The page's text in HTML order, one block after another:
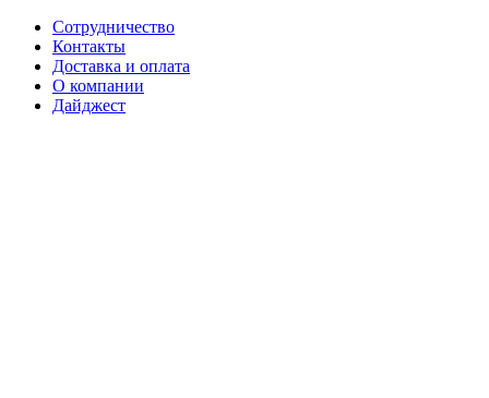
Сотрудничество
Контакты
Доставка и оплата
О компании
Дайджест